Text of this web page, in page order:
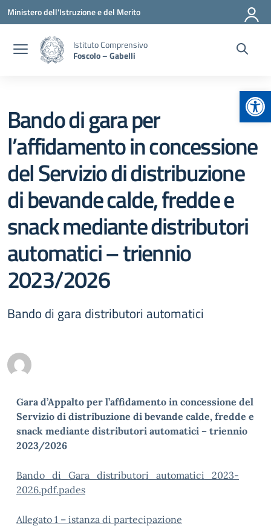
Vai ai contenuti
Vai al menu di navigazione
Vai al footer
Ministero dell'Istruzione e del Merito
Istituto Comprensivo
Foscolo – Gabelli
Bando di gara per
l’affidamento in concessione
del Servizio di distribuzione
di bevande calde, fredde e
snack mediante distributori
automatici – triennio
2023/2026
Bando di gara distributori automatici
Gara d’Appalto per l’affidamento in concessione del
Servizio di distribuzione di bevande calde, fredde e
snack mediante distributori automatici – triennio
2023/2026
Bando_di_Gara_distributori_automatici_2023-
2026.pdf.pades
Allegato 1 – istanza di partecipazione